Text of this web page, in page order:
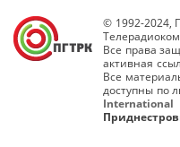
© 1992-2024,
Все права
активная
Все
доступны по
International